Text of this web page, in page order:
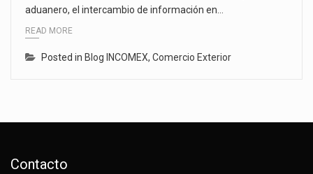
aduanero, el intercambio de información en…
READ MORE
Posted in Blog INCOMEX, Comercio Exterior
Contacto